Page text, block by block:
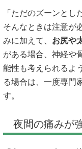
「ただのズーンとし
そんなときは注意が
みに加えて、 お尻や
がある場合、神経や
能性も考えられるよ
る場合は、一度専門
す。
夜間の痛みが